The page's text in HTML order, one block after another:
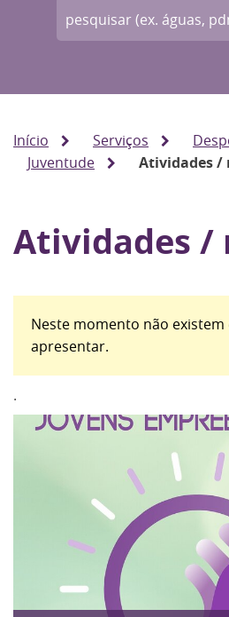
Início Serviços
Juventude
Atividades /
Atividades /
Neste momento não existem
apresentar.
.